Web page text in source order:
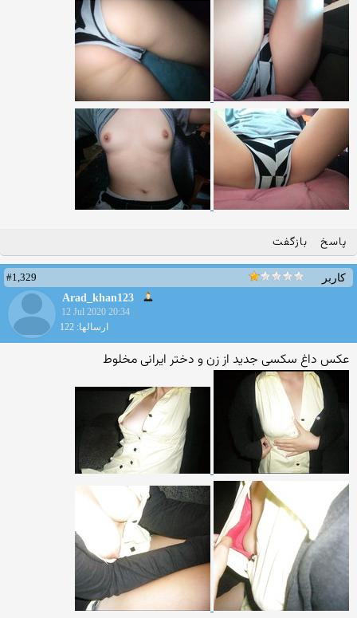
پاسخ بازگفت
کاربر
#1,329
Arad_khan123
12 Jul 2020 20:34
ارسالها: 122
عکس داغ سکسی جدید از زن و دختر ایرانی مخلوط